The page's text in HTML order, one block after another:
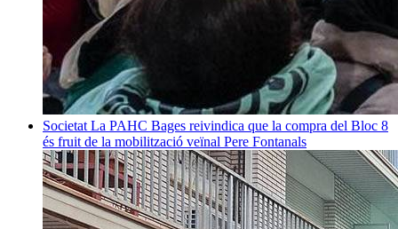
Societat La PAHC Bages reivindica que la compra del Bloc 8
és fruit de la mobilització veïnal Pere Fontanals